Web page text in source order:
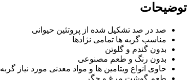
توضیحات
صد در صد تشکیل شده از پروتئین حیوانی
مناسب گربه ها تمامی نژادها
بدون گندم و گلوتن
بدون رنگ و طعم مصنوعی
حاوی انواع ویتامین ها و مواد معدنی مورد نیاز گربه
طعم گوشت مرغ و جگر